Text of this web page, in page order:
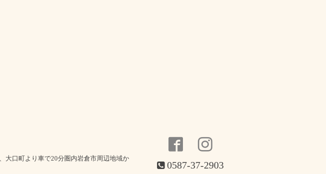
大口町より車で20分圏内岩倉市周辺地域か
0587-37-2903